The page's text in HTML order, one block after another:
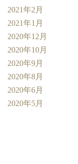
2021年2月
2021年1月
2020年12月
2020年10月
2020年9月
2020年8月
2020年6月
2020年5月